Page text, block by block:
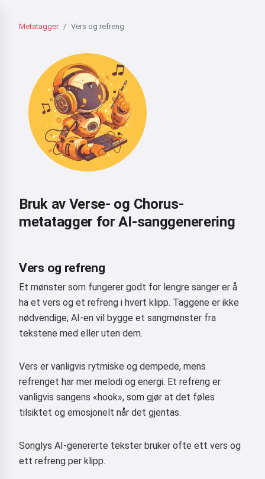
Metatagger Vers og refreng
Bruk av Verse- og Chorus-
metatagger for AI-sanggenerering
Vers og refreng
Et mønster som fungerer godt for lengre sanger er å
ha et vers og et refreng i hvert klipp. Taggene er ikke
nødvendige; AI-en vil bygge et sangmønster fra
tekstene med eller uten dem.
Vers er vanligvis rytmiske og dempede, mens
refrenget har mer melodi og energi. Et refreng er
vanligvis sangens «hook», som gjør at det føles
tilsiktet og emosjonelt når det gjentas.
Songlys AI-genererte tekster bruker ofte ett vers og
ett refreng per klipp.